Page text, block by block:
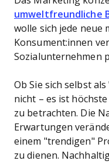
umweltfreundliche
wolle sich jede neue
Konsument:innen
Sozialunternehmen
Ob Sie sich selbst
nicht – es ist
zu betrachten. Die
Erwartungen
einem "trendigen"
zu dienen.